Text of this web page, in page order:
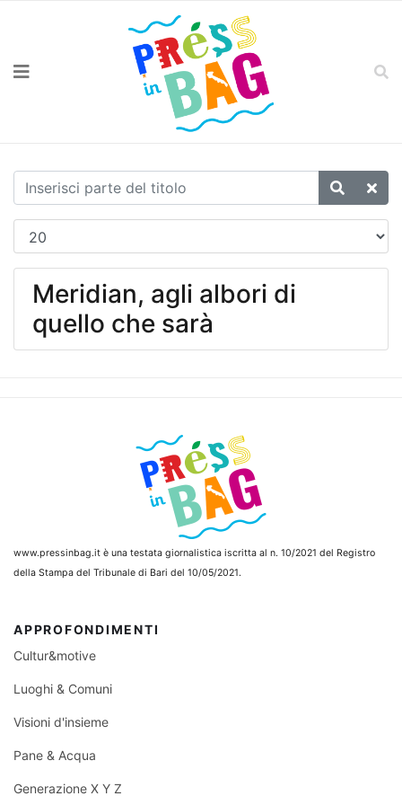
Meridian, agli albori di
quello che sarà
www.pressinbag.it è una testata giornalistica iscritta al n. 10/2021 del Registro
della Stampa del Tribunale di Bari del 10/05/2021.
APPROFONDIMENTI
Cultur&motive
Luoghi & Comuni
Visioni d'insieme
Pane & Acqua
Generazione X Y Z